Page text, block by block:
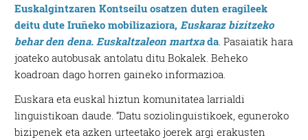
Euskalgintzaren Kontseilu osatzen duten eragileek
deitu dute Iruñeko mobilizaziora, Euskaraz bizitzeko
behar den dena. Euskaltzaleon martxada . Pasaiatik hara
joateko autobusak antolatu ditu Bokalek. Beheko
koadroan dago horren gaineko informazioa.
Euskara eta euskal hiztun komunitatea larrialdi
linguistikoan daude. “Datu soziolinguistikoek, eguneroko
bizipenek eta azken urteetako joerek argi erakusten